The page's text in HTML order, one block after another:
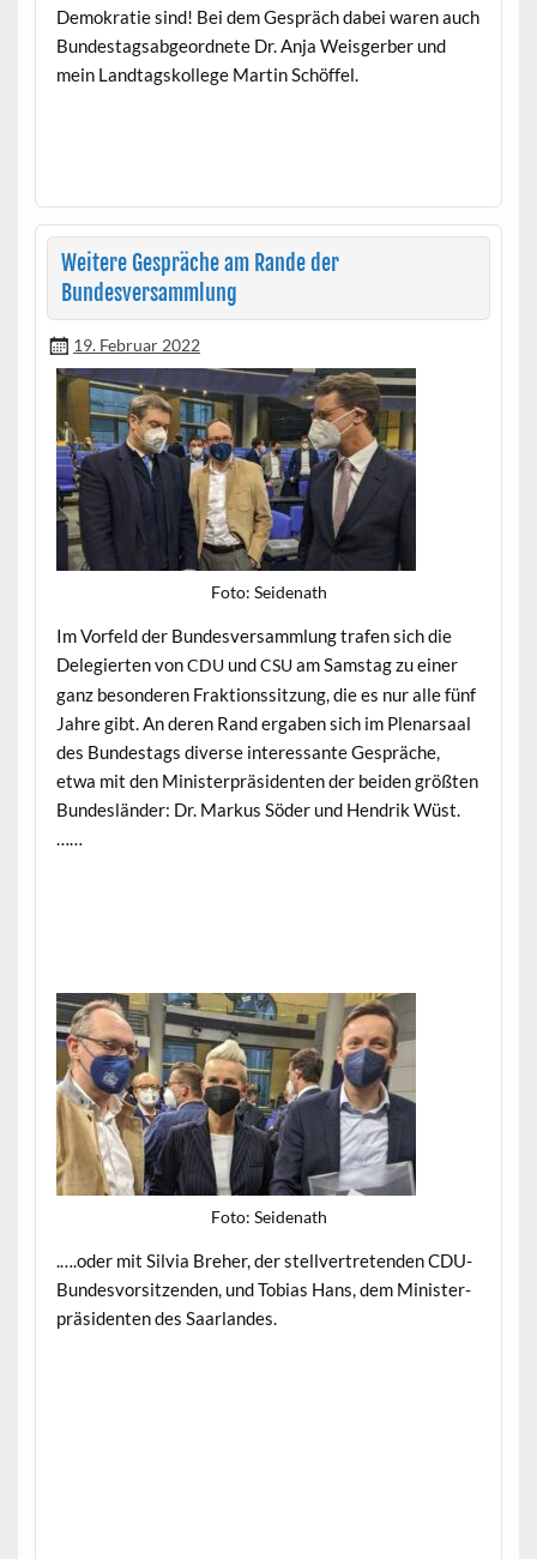
Demokratie sind! Bei dem Gespräch dabei waren auch
Bun­destagsab­ge­ord­nete Dr. Anja Weis­ger­ber und
mein Land­tagskol­lege Mar­tin Schöffel.
Weitere Gespräche am Rande der
Bundesversammlung
19. Februar 2022
Foto: Sei­de­nath
Im Vor­feld der Bun­desver­samm­lung trafen sich die
Delegierten vonCDUundCSUam Sam­stag zu ein­er
ganz beson­deren Frak­tion­ssitzung, die es nur alle fünf
Jahre gibt. An deren Rand ergaben sich im Ple­narsaal
des Bun­destags diverse inter­es­sante Gespräche,
etwa mit den Min­is­ter­präsi­den­ten der bei­den größten
Bun­deslän­der: Dr. Markus Söder und Hen­drik Wüst.
……
Foto: Sei­de­nath
.….oder mit Sil­via Bre­her, der stel­lvertre­tenden CDU-
Bun­desvor­sitzen­den, und Tobias Hans, dem Min­is­ter­
präsi­den­ten des Saarlandes.